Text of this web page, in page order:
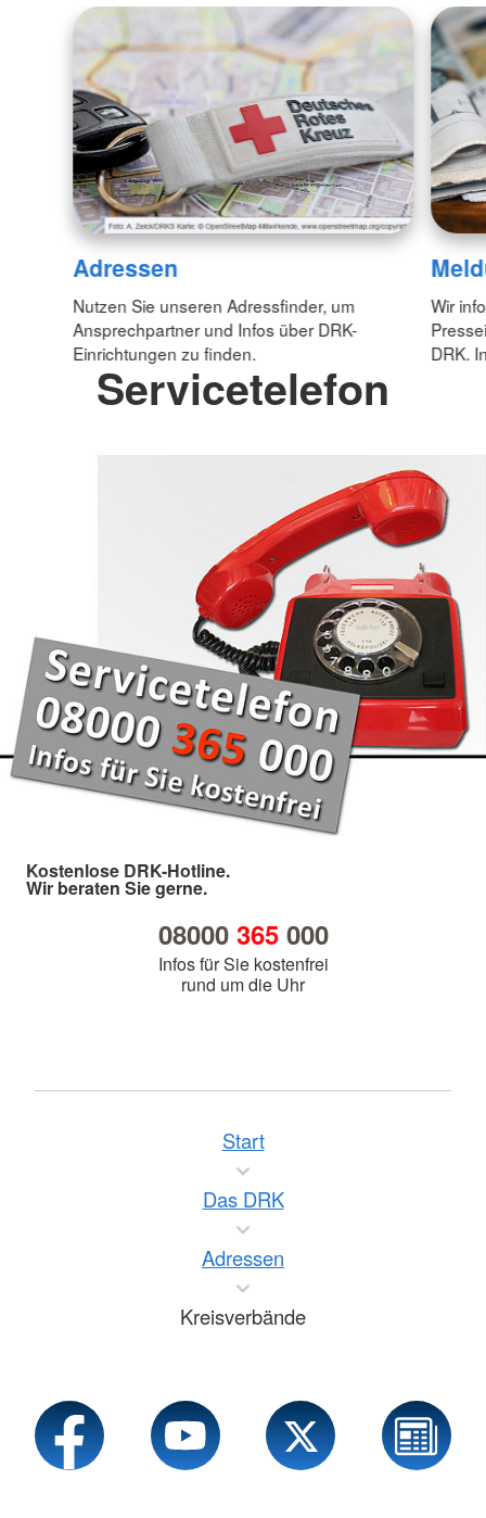
Adressen
Nutzen Sie unseren Adressfinder, um
Ansprechpartner und Infos über DRK-
Einrichtungen zu finden.
Wir
DRK.
Servicetelefon
Kostenlose DRK-Hotline.
Wir beraten Sie gerne.
08000 365000
Infos für Sie kostenfrei
rund um die Uhr
Start
Das DRK
Adressen
Kreisverbände